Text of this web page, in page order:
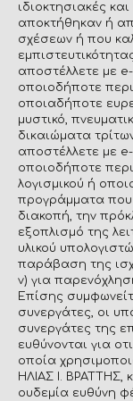
ιδιοκτησιακές
αποκτήθηκαν ή
σχέσεων ή που
αποστέλλετε με
οποιοδήποτε
οποιαδήποτε
μυστικό,
δικαιώματα
αποστέλλετε με
οποιοδήποτε
λογισμικού ή
προγράμματα που
διακοπή, την
εξοπλισμό της
υλικού
παράβαση της
ν) για
Επίσης
συνεργάτες, οι
συνεργάτες της
ευθύνονται για
οποία
ΗΛΙΑΣ Ι. ΒΡΑΤΤΗΣ,
ουδεμία ευθύνη